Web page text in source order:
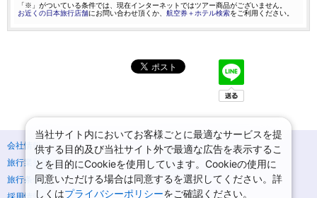
「※」がついている条件では、現在インターネットではツアー商品がございません。
お近くの日本旅行店舗にお問い合わせ頂くか、 航空券＋ホテル検索をご利用ください。
会社情報
プライバシーポリシー
旅行業登録票・約款
規約集
旅行条件書
ニュースリリース
当社サイト内においてお客様ごとに最適なサービスを提
供する目的及び当社サイト外で最適な広告を表示するこ
とを目的にCookieを使用しています。Cookieの使用に
同意いただける場合は同意するを選択してください。詳
しくはプライバシーポリシーをご確認ください。